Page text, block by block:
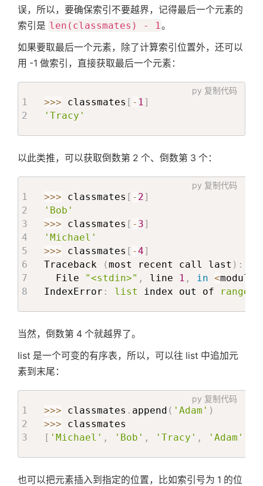
误，所以，要确保索引不要越界，记得最后一个元素的
索引是 len(classmates) - 1 。
如果要取最后一个元素，除了计算索引位置外，还可以
用 -1 做索引，直接获取最后一个元素：
py 复制代码
>>> classmates [ - 1]
'Tracy'
以此类推，可以获取倒数第 2 个、倒数第 3 个：
py 复制代码
>>> classmates [ - 2]
'Bob'
>>> classmates [ - 3]
'Michael'
>>> classmates [ -4]
Traceback
(most recent call last ) :
  File
"<stdin>" , line 1 , in <module
IndexError : list index out of range
当然，倒数第 4 个就越界了。
list 是一个可变的有序表，所以，可以往 list 中追加元
素到末尾：
py 复制代码
>>> classmates . append ( 'Adam' )
>>>
[ 'Michael' , 'Bob' , 'Tracy' , 'Adam' ]
也可以把元素插入到指定的位置，比如索引号为 1 的位